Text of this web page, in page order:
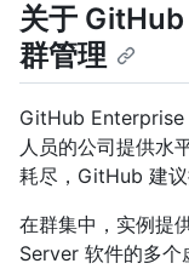
关于
群管理
GitHub Enterprise
人员的公司提供水
耗尽，GitHub 建议
在群集中，实例提
Server 软件的多